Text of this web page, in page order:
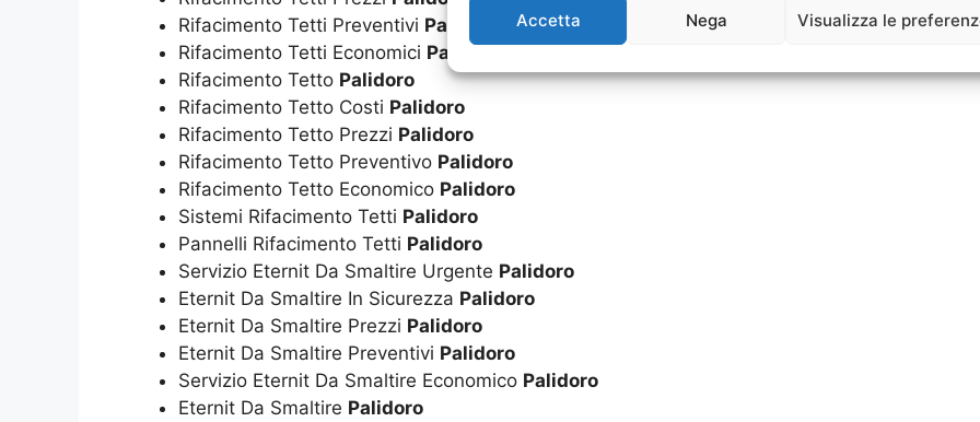
Accetta Nega Visualizza le
Rifacimento Tetti Preventivi Palidoro
Rifacimento Tetti Economici Palidoro
Rifacimento Tetto Palidoro
Rifacimento Tetto Costi Palidoro
Rifacimento Tetto Prezzi Palidoro
Rifacimento Tetto Preventivo Palidoro
Rifacimento Tetto Economico Palidoro
Sistemi Rifacimento Tetti Palidoro
Pannelli Rifacimento Tetti Palidoro
Servizio Eternit Da Smaltire Urgente Palidoro
Eternit Da Smaltire In Sicurezza Palidoro
Eternit Da Smaltire Prezzi Palidoro
Eternit Da Smaltire Preventivi Palidoro
Servizio Eternit Da Smaltire Economico Palidoro
Eternit Da Smaltire Palidoro